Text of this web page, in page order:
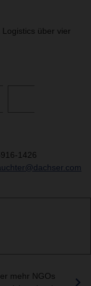
über vier
1426
mehr NGOs